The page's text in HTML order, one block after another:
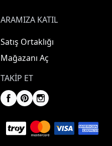
ARAMIZA KATIL
Satış Ortaklığı
Mağazanı Aç
TAKIP ET